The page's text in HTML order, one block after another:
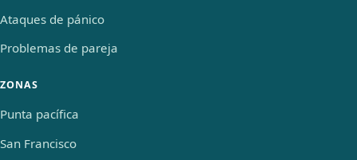
Ataques de pánico
Problemas de pareja
ZONAS
Punta pacífica
San Francisco